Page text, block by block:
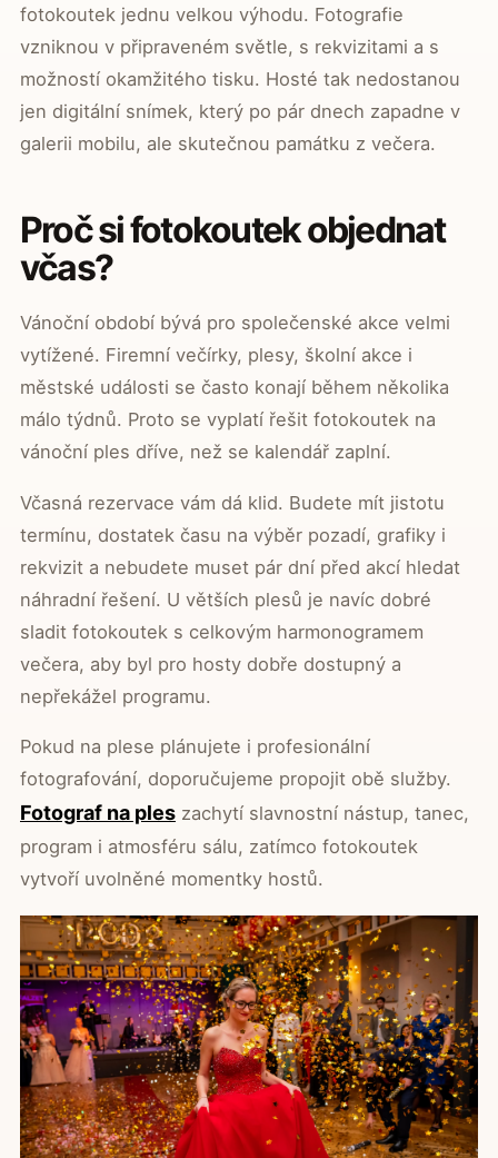
fotokoutek jednu velkou výhodu. Fotografie
vzniknou v připraveném světle, s rekvizitami a s
možností okamžitého tisku. Hosté tak nedostanou
jen digitální snímek, který po pár dnech zapadne v
galerii mobilu, ale skutečnou památku z večera.
Proč si fotokoutek objednat
včas?
Vánoční období bývá pro společenské akce velmi
vytížené. Firemní večírky, plesy, školní akce i
městské události se často konají během několika
málo týdnů. Proto se vyplatí řešit fotokoutek na
vánoční ples dříve, než se kalendář zaplní.
Včasná rezervace vám dá klid. Budete mít jistotu
termínu, dostatek času na výběr pozadí, grafiky i
rekvizit a nebudete muset pár dní před akcí hledat
náhradní řešení. U větších plesů je navíc dobré
sladit fotokoutek s celkovým harmonogramem
večera, aby byl pro hosty dobře dostupný a
nepřekážel programu.
Pokud na plese plánujete i profesionální
fotografování, doporučujeme propojit obě služby.
Fotograf na ples zachytí slavnostní nástup, tanec,
program i atmosféru sálu, zatímco fotokoutek
vytvoří uvolněné momentky hostů.